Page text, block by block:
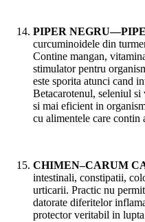
PIPER
curcuminoidele din
Contine mangan,
stimulator pentru
este sporita atunci cand
Betacarotenul, seleniul
si mai eficient in
cu alimentele care contin
CHIMEN–CARUM
intestinali, constipatii,
urticarii. Practic nu
datorate diferitelor
protector veritabil in